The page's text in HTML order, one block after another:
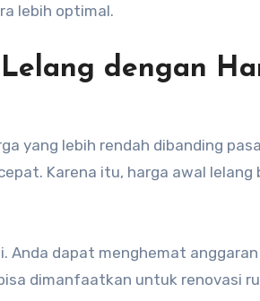
lebih optimal.
dengan
yang lebih rendah dibanding
Karena itu, harga awal lelang
Anda dapat menghemat
dimanfaatkan untuk renovasi